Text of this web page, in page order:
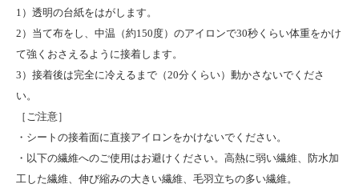
1）透明の台紙をはがします。
2）当て布をし、中温（約150度）のアイロンで30秒くらい体重をかけ
て強くおさえるように接着します。
3）接着後は完全に冷えるまで（20分くらい）動かさないでくださ
い。
［ご注意］
・シートの接着面に直接アイロンをかけないでください。
・以下の繊維へのご使用はお避けください。高熱に弱い繊維、防水加
工した繊維、伸び縮みの大きい繊維、毛羽立ちの多い繊維。